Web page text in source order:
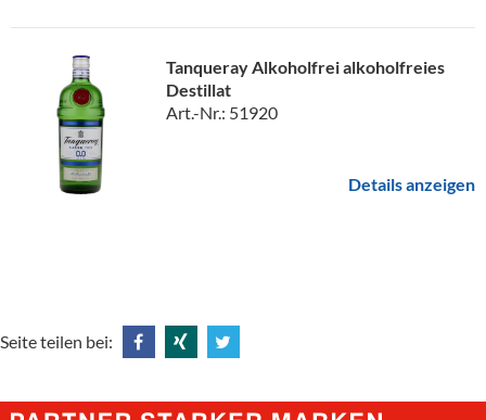
Tanqueray Alkoholfrei alkoholfreies
Destillat
Art.-Nr.: 51920
Details anzeigen
Seite teilen bei:
@
@
@